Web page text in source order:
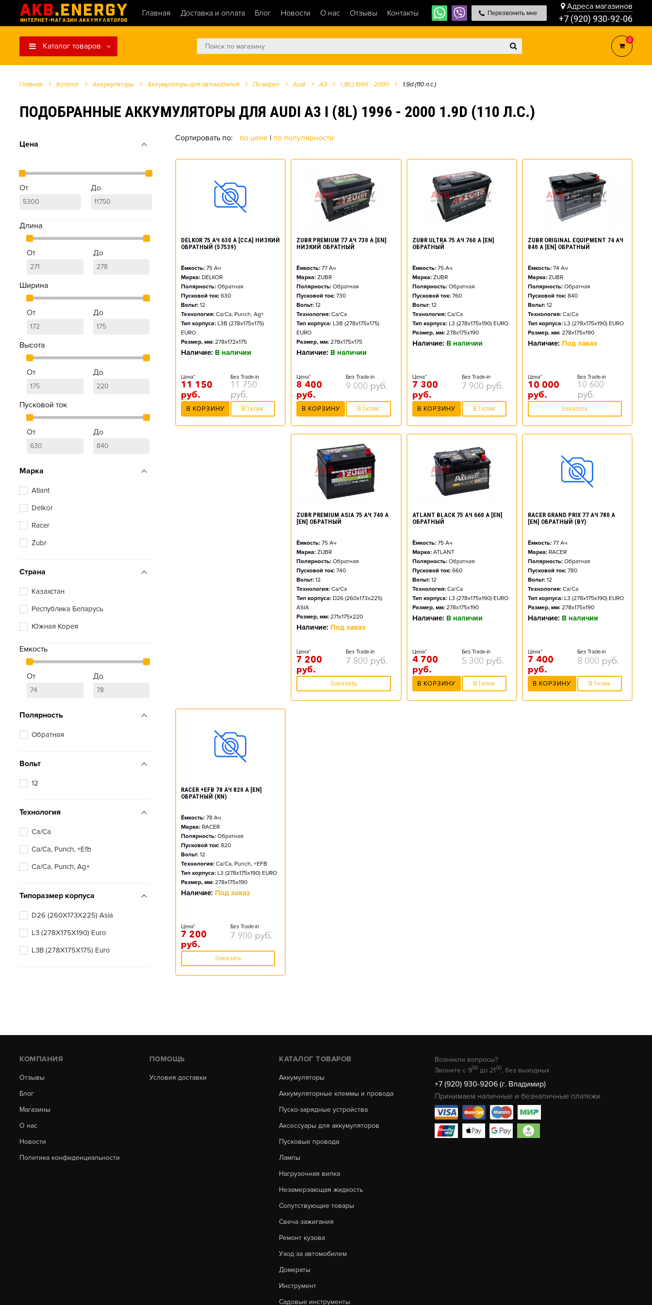
Главная Доставка и оплата Блог Новости О нас Отзывы Контакты Перезвонить мне
Адреса магазинов
+7 (920) 930-92-06
Каталог товаров
0
Главная Каталог Аккумуляторы Аккумуляторы для автомобилей По марке Audi A3 I (8L) 1996 - 2000 1.9d (110 л.с.)
ПОДОБРАННЫЕ АККУМУЛЯТОРЫ ДЛЯ AUDI A3 I (8L) 1996 - 2000 1.9D (110 Л.С.)
Цена
От До
Длина
От До
Ширина
От До
Высота
От До
Пусковой ток
От До
Марка
Atlant
Delkor
Racer
Zubr
Страна
Казахстан
Республика Беларусь
Южная Корея
Емкость
От До
Полярность
Обратная
Вольт
12
Технология
Ca/Ca
Ca/Ca, Punch, +Efb
Ca/Ca, Punch, Ag+
Типоразмер корпуса
D26 (260X173X225) Asia
L3 (278X175X190) Euro
L3B (278X175X175) Euro
Сортировать по: по цене | по популярности
DELKOR 75 АЧ 630 А [CCA] НИЗКИЙ
ОБРАТНЫЙ (57539)
Ёмкость: 75 Ач
Марка: DELKOR
Полярность: Обратная
Пусковой ток: 630
Вольт: 12
Технология: Ca/Ca, Punch, Ag+
Тип корпуса: L3B (278x175x175)
EURO
Размер, мм: 278x172x175
Наличие: В наличии
Цена*
11 150
руб.
Без Trade-in
11 750
руб.
В КОРЗИНУ В 1 клик
ZUBR PREMIUM 77 АЧ 730 А [EN]
НИЗКИЙ ОБРАТНЫЙ
Ёмкость: 77 Ач
Марка: ZUBR
Полярность: Обратная
Пусковой ток: 730
Вольт: 12
Технология: Ca/Ca
Тип корпуса: L3B (278x175x175)
EURO
Размер, мм: 278x175x175
Наличие: В наличии
Цена*
8 400
руб.
Без Trade-in
9 000 руб.
В КОРЗИНУ В 1 клик
ZUBR ULTRA 75 АЧ 760 А [EN]
ОБРАТНЫЙ
Ёмкость: 75Ач
Марка: ZUBR
Полярность: Обратная
Пусковой ток: 760
Вольт: 12
Технология: Ca/Ca
Тип корпуса: L3 (278x175x190) EURO
Размер, мм: 278x175x190
Наличие: В наличии
Цена*
7 300
руб.
Без Trade-in
7 900 руб.
В КОРЗИНУ В 1 клик
ZUBR ORIGINAL EQUIPMENT 74 АЧ
840 А [EN] ОБРАТНЫЙ
Ёмкость: 74Ач
Марка: ZUBR
Полярность: Обратная
Пусковой ток: 840
Вольт: 12
Технология: Ca/Ca
Тип корпуса: L3 (278x175x190) EURO
Размер, мм: 278x175x190
Наличие: Под заказ
Цена*
10 000
руб.
Без Trade-in
10 600
руб.
Заказать
ZUBR PREMIUM ASIA 75 АЧ 740 А
[EN] ОБРАТНЫЙ
Ёмкость: 75 Ач
Марка: ZUBR
Полярность: Обратная
Пусковой ток: 740
Вольт: 12
Технология: Ca/Ca
Тип корпуса: D26 (260x173x225)
ASIA
Размер, мм: 271x175x220
Наличие: Под заказ
Цена*
7 200
руб.
Без Trade-in
7 800 руб.
Заказать
ATLANT BLACK 75 АЧ 660 А [EN]
ОБРАТНЫЙ
Ёмкость: 75Ач
Марка: ATLANT
Полярность: Обратная
Пусковой ток: 660
Вольт: 12
Технология: Ca/Ca
Тип корпуса: L3 (278x175x190) EURO
Размер, мм: 278x175x190
Наличие: В наличии
Цена*
4 700
руб.
Без Trade-in
5 300 руб.
В КОРЗИНУ В 1 клик
RACER GRAND PRIX 77 АЧ 780 А
[EN] ОБРАТНЫЙ (BY)
Ёмкость: 77Ач
Марка: RACER
Полярность: Обратная
Пусковой ток: 780
Вольт: 12
Технология: Ca/Ca
Тип корпуса: L3 (278x175x190) EURO
Размер, мм: 278x175x190
Наличие: В наличии
Цена*
7 400
руб.
Без Trade-in
8 000 руб.
В КОРЗИНУ В 1 клик
RACER +EFB 78 АЧ 820 А [EN]
ОБРАТНЫЙ (KN)
Ёмкость: 78 Ач
Марка: RACER
Полярность: Обратная
Пусковой ток: 820
Вольт: 12
Технология: Ca/Ca, Punch, +EFB
Тип корпуса: L3 (278x175x190) EURO
Размер, мм: 278x175x190
Наличие: Под заказ
Цена*
7 200
руб.
Без Trade-in
7 900 руб.
Заказать
КОМПАНИЯ
Отзывы
Блог
Магазины
О нас
Новости
Политика конфиденциальности
ПОМОЩЬ
Условия доставки
КАТАЛОГ ТОВАРОВ
Аккумуляторы
Аккумуляторные клеммы и провода
Пуско-зарядные устройства
Аксессуары для аккумуляторов
Пусковые провода
Лампы
Нагрузочная вилка
Незамерзающая жидкость
Сопутствующие товары
Свеча зажигания
Ремонт кузова
Уход за автомобилем
Домкраты
Инструмент
Садовые инструменты
Возникли вопросы?
Звоните с 900 до 2100, без выходных
+7 (920) 930-9206 (г. Владимир)
Принимаем наличные и безналичные платежи